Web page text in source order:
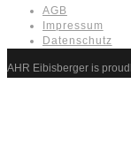
AGB
Impressum
Datenschutz
AHR Eibisberger is